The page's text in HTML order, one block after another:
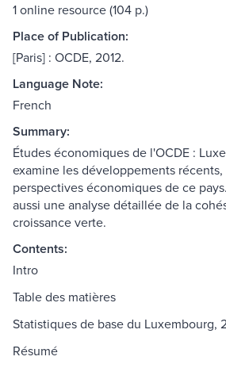
1 online resource (104 p.)
Place of Publication:
[Paris] : OCDE, 2012.
Language Note:
French
Summary:
Études économiques de l'OCDE :
examine les développements
perspectives économiques de ce
aussi une analyse détaillée de la
croissance verte.
Contents:
Intro
Table des matières
Statistiques de base du Luxembourg,
Résumé